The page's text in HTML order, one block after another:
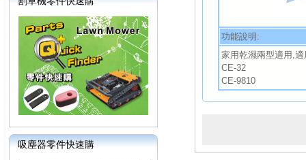
吸塵器零件快速購
功能說明:
家用乾濕兩型適用,
CE-32
CE-9810